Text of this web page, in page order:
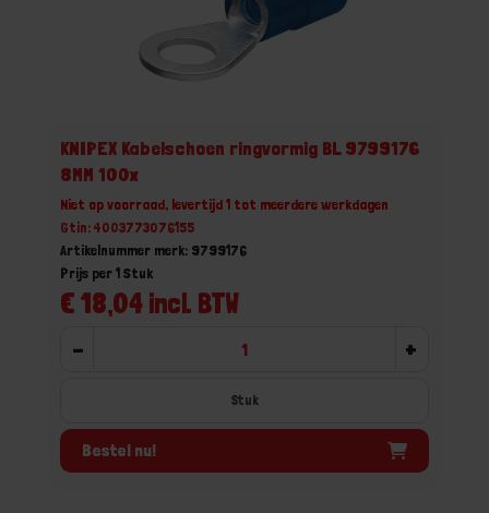
KNIPEX Kabelschoen ringvormig BL 9799176
8MM 100x
Niet op voorraad, levertijd 1 tot meerdere werkdagen
Gtin: 4003773076155
Artikelnummer merk: 9799176
€ 18,04 incl. BTW
Prijs per 1 Stuk
- +
Stuk
Bestel nu!